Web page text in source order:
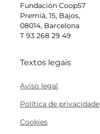
Fundación Coop57
Premià, 15, Bajos,
08014, Barcelona
T 93 268 29 49
Textos legais
Aviso legal
Política de privacidade
Cookies